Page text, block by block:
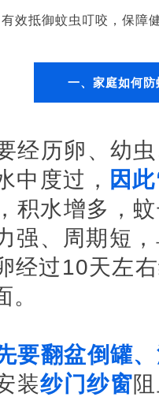
效抵御蚊虫叮咬，保障
一、家庭如何
经历卵、幼
中度过， 因
积水增多，
强、周期短
经过10天左
要翻盆倒罐
装纱门纱窗